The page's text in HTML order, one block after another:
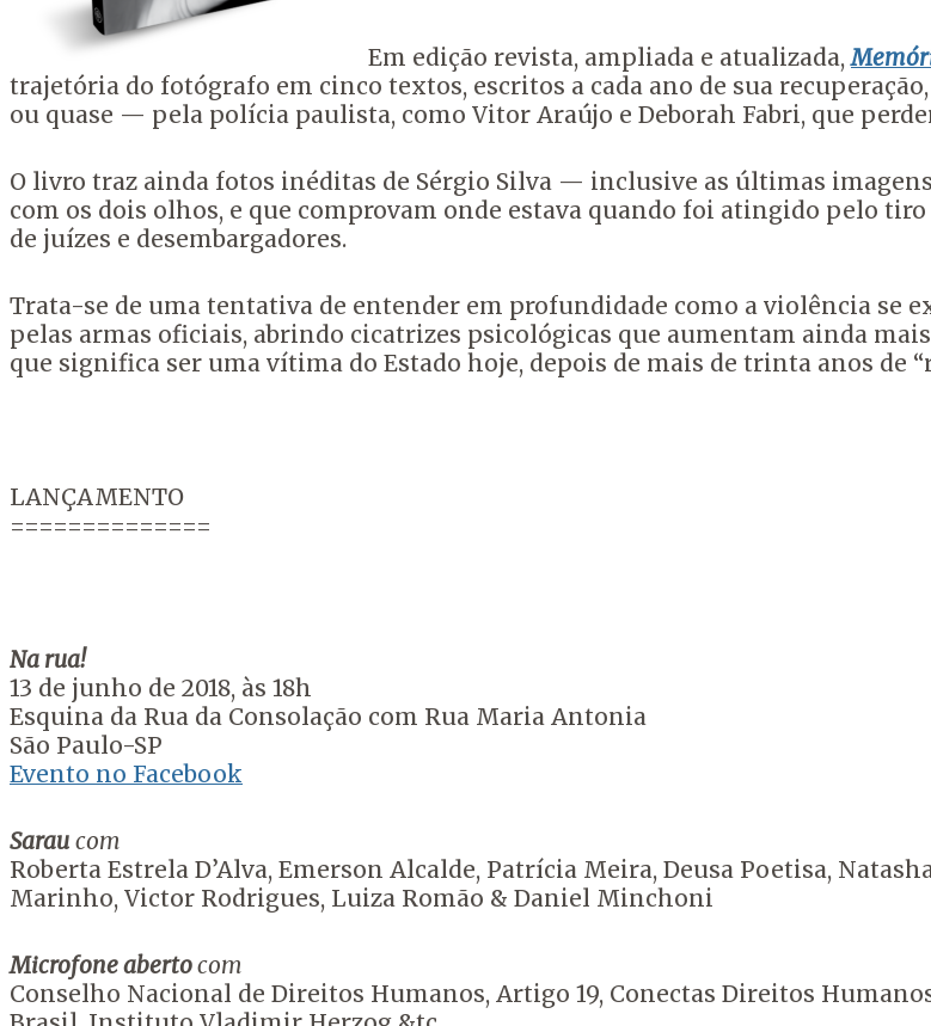
Em edição revista, ampliada e atualizada,
trajetória do fotógrafo em cinco textos, escritos a cada ano de sua
ou quase — pela polícia paulista, como Vitor Araújo e Deborah Fabri, que
O livro traz ainda fotos inéditas de Sérgio Silva — inclusive as últimas
com os dois olhos, e que comprovam onde estava quando foi atingido pelo
de juízes e desembargadores.
Trata-se de uma tentativa de entender em profundidade como a violência se
pelas armas oficiais, abrindo cicatrizes psicológicas que aumentam ainda
que significa ser uma vítima do Estado hoje, depois de mais de trinta anos de
LANÇAMENTO
==============
Na rua!
13 de junho de 2018, às 18h
Esquina da Rua da Consolação com Rua Maria Antonia
São Paulo-SP
Evento no Facebook
Sarau com
Roberta Estrela D’Alva, Emerson Alcalde, Patrícia Meira, Deusa Poetisa,
Marinho, Victor Rodrigues, Luiza Romão & Daniel Minchoni
Microfone abertocom
Conselho Nacional de Direitos Humanos, Artigo 19, Conectas Direitos